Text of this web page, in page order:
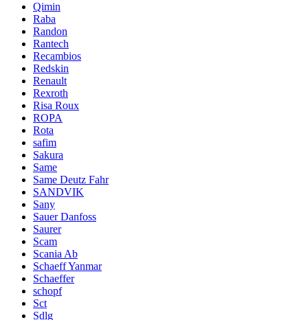
Qimin
Raba
Randon
Rantech
Recambios
Redskin
Renault
Rexroth
Risa Roux
ROPA
Rota
safim
Sakura
Same
Same Deutz Fahr
SANDVIK
Sany
Sauer Danfoss
Saurer
Scam
Scania Ab
Schaeff Yanmar
Schaeffer
schopf
Sct
Sdlg